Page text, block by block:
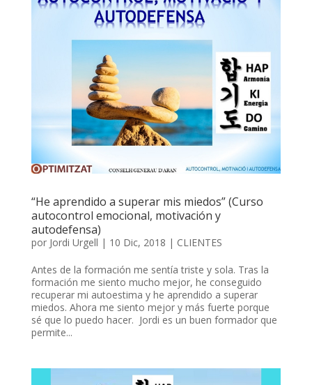
“He aprendido a superar mis miedos” (Curso
autocontrol emocional, motivación y
autodefensa)
por Jordi Urgell | 10 Dic, 2018 | CLIENTES
Antes de la formación me sentía triste y sola. Tras la
formación me siento mucho mejor, he conseguido
recuperar mi autoestima y he aprendido a superar
miedos. Ahora me siento mejor y más fuerte porque
sé que lo puedo hacer. Jordi es un buen formador que
permite...